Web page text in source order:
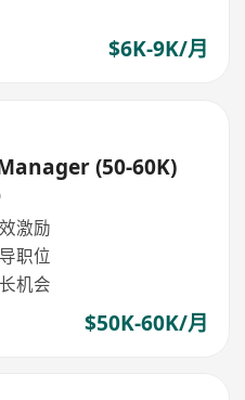
$6K-9K/月
(50-60K)
激励
职位
机会
$50K-60K/月